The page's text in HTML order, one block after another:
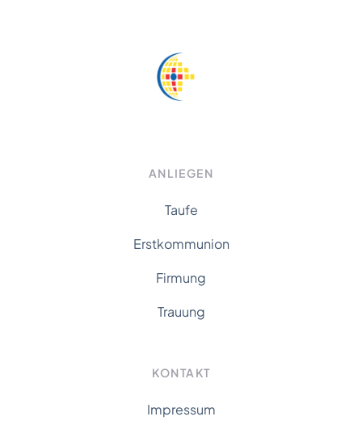
ANLIEGEN
Taufe
Erstkommunion
Firmung
Trauung
KONTAKT
Impressum